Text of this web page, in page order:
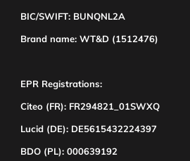
BIC/SWIFT: BUNQNL2A
Brand name: WT&D (1512476)
EPR Registrations:
Citeo (FR): FR294821_01SWXQ
Lucid (DE): DE5615432224397
BDO (PL): 000639192